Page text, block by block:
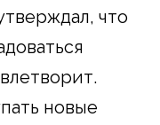
что
новые